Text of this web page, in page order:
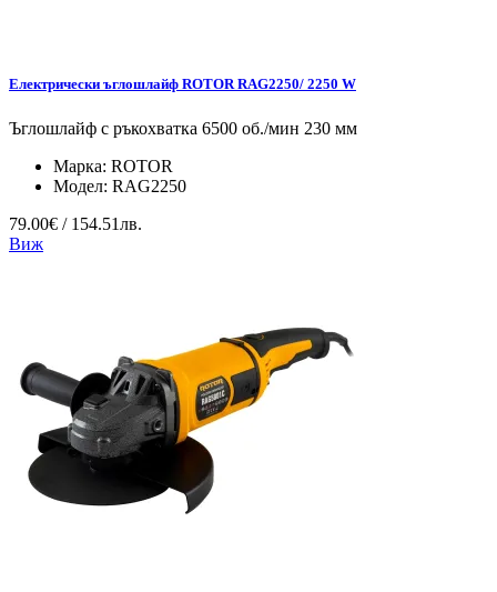
Електрически ъглошлайф ROTOR RAG2250/ 2250 W
Ъглошлайф с ръкохватка 6500 об./мин 230 мм
Марка: ROTOR
Модел: RAG2250
79.00€ / 154.51лв.
Виж